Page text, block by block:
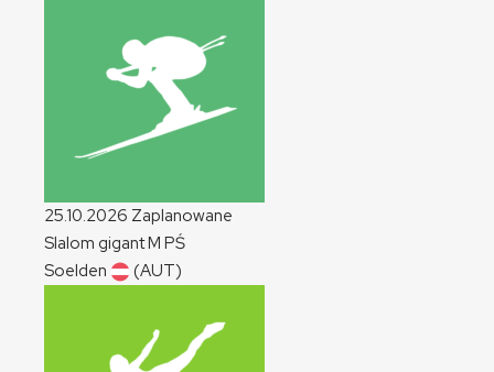
25.10.2026 Zaplanowane
Slalom gigantM PŚ
Soelden
(AUT)